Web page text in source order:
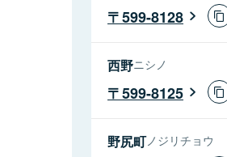
599-8128
西野ニシノ
599-8125
野尻町ノジリチョウ